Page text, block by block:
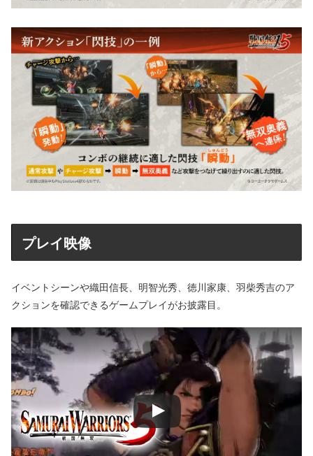
プレイ映像
イベントシーンや織田信長、明智光秀、徳川家康、羽柴秀吉のア
クションを確認できるゲームプレイがお披露目。